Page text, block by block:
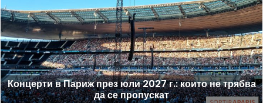
Концерти в Париж през юли 2027 г.: които не трябва
да се пропускат